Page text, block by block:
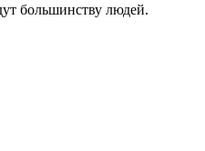
большинству людей.